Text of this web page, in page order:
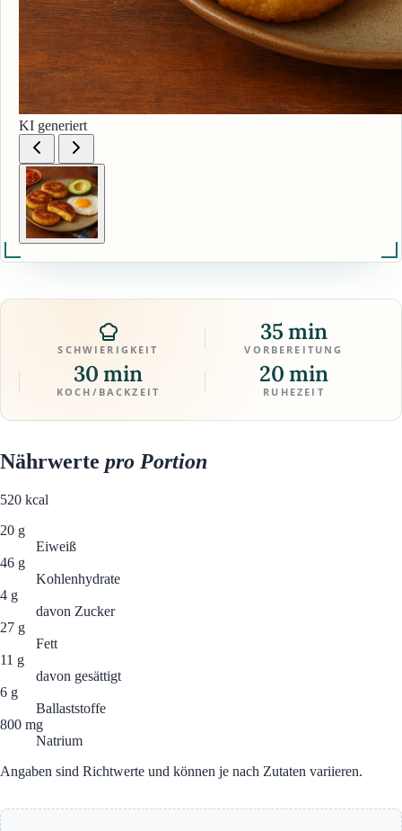
KI generiert
SCHWIERIGKEIT
35 min
VORBEREITUNG
30 min
KOCH/BACKZEIT
20 min
RUHEZEIT
Nährwerte pro Portion
520 kcal
20 g
Eiweiß
46 g
Kohlenhydrate
4 g
davon Zucker
27 g
Fett
11 g
davon gesättigt
6 g
Ballaststoffe
800 mg
Natrium
Angaben sind Richtwerte und können je nach Zutaten variieren.